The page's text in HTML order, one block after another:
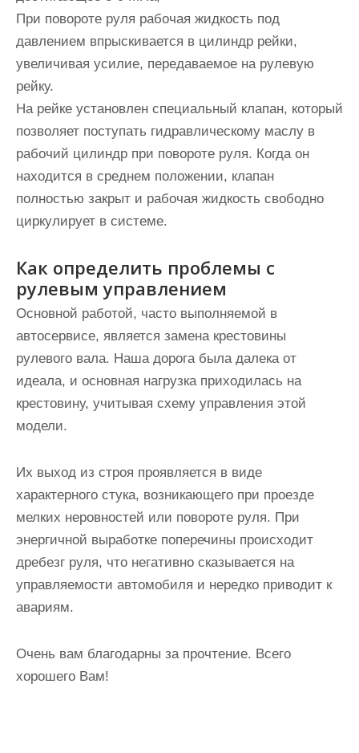
При повороте руля рабочая жидкость под
давлением впрыскивается в цилиндр рейки,
увеличивая усилие, передаваемое на рулевую
рейку.
На рейке установлен специальный клапан, который
позволяет поступать гидравлическому маслу в
рабочий цилиндр при повороте руля. Когда он
находится в среднем положении, клапан
полностью закрыт и рабочая жидкость свободно
циркулирует в системе.
Как определить проблемы с
рулевым управлением
Основной работой, часто выполняемой в
автосервисе, является замена крестовины
рулевого вала. Наша дорога была далека от
идеала, и основная нагрузка приходилась на
крестовину, учитывая схему управления этой
модели.
Их выход из строя проявляется в виде
характерного стука, возникающего при проезде
мелких неровностей или повороте руля. При
энергичной выработке поперечины происходит
дребезг руля, что негативно сказывается на
управляемости автомобиля и нередко приводит к
авариям.
Очень вам благодарны за прочтение. Всего
хорошего Вам!